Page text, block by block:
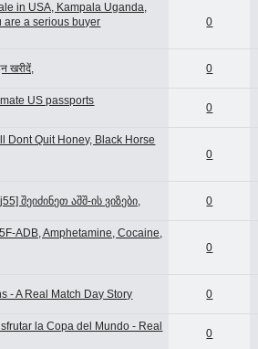
in USA, Kampala Uganda,
are a serious buyer
0
खरीदें, 0
US passports
0
Dont Quit Honey, Black Horse
0
შეიძინეთ აშშ-ის ვიზები, 0
ADB, Amphetamine, Cocaine,
0
- A Real Match Day Story 0
la Copa del Mundo - Real
0